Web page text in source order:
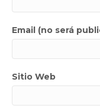
Email (no será
Sitio Web